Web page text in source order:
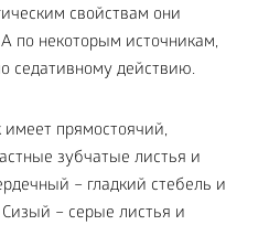
свойствам они
по некоторым источникам,
седативному действию.
прямостоячий,
зубчатые листья и
– гладкий стебель и
– серые листья и